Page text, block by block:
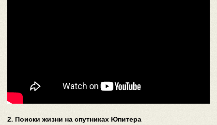
2. Поиски жизни на спутниках Юпитера